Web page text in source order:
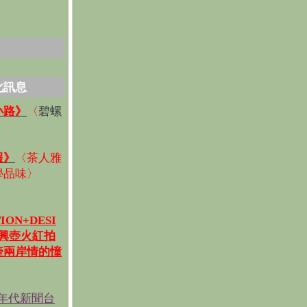
訊息
》 〈碧螺
〈茶人雅
味〉
壺火紅拍
岸情的憧
代新聞台